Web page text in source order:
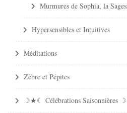
Murmures de Sophia, la
Hypersensibles et Intuitives
Méditations
Zèbre et Pépites
☽★☾ Célébrations Saisonnières